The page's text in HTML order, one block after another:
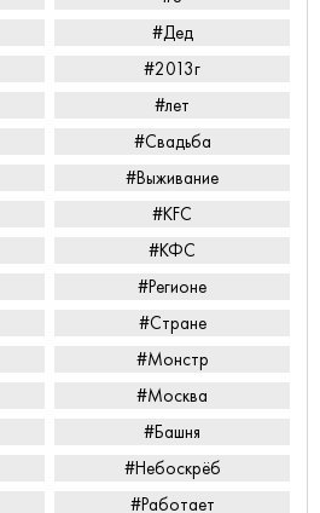
#Дед
#2013г
#лет
#Свадьба
#Выживание
#KFC
#КФС
#Регионе
#Стране
#Монстр
#Москва
#Башня
#Небоскрёб
#Работает